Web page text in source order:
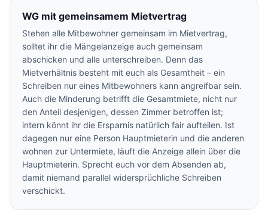
WG mit gemeinsamem Mietvertrag
Stehen alle Mitbewohner gemeinsam im Mietvertrag,
solltet ihr die Mängelanzeige auch gemeinsam
abschicken und alle unterschreiben. Denn das
Mietverhältnis besteht mit euch als Gesamtheit – ein
Schreiben nur eines Mitbewohners kann angreifbar sein.
Auch die Minderung betrifft die Gesamtmiete, nicht nur
den Anteil desjenigen, dessen Zimmer betroffen ist;
intern könnt ihr die Ersparnis natürlich fair aufteilen. Ist
dagegen nur eine Person Hauptmieterin und die anderen
wohnen zur Untermiete, läuft die Anzeige allein über die
Hauptmieterin. Sprecht euch vor dem Absenden ab,
damit niemand parallel widersprüchliche Schreiben
verschickt.